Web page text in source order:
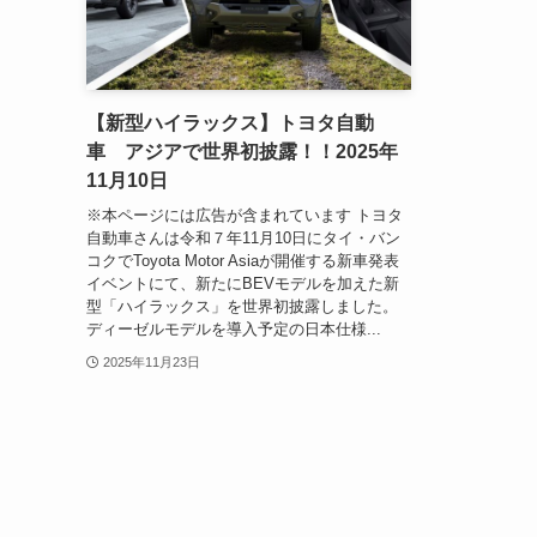
【新型ハイラックス】トヨタ自動
車 アジアで世界初披露！！2025年
11月10日
※本ページには広告が含まれています トヨタ
自動車さんは令和７年11月10日にタイ・バン
コクでToyota Motor Asiaが開催する新車発表
イベントにて、新たにBEVモデルを加えた新
型「ハイラックス」を世界初披露しました。
ディーゼルモデルを導入予定の日本仕様...
2025年11月23日